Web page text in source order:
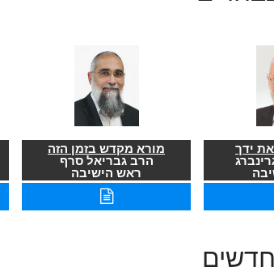
ידך
מורא מקדש בזמן הזה
הרב גבריאל סרף
ראש הישיבה